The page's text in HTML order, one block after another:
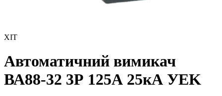
ХІТ
Автоматичний вимикач
ВА88-32 3Р 125А 25кА УEK